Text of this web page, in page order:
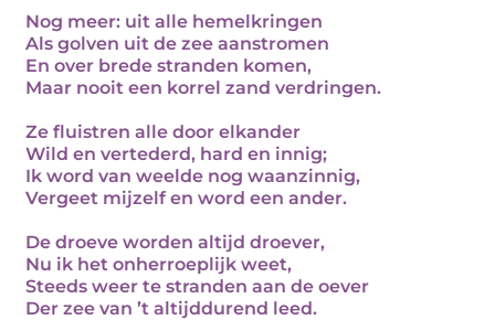
Nog meer: uit alle hemelkringen
Als golven uit de zee aanstromen
En over brede stranden komen,
Maar nooit een korrel zand verdringen.
Ze fluistren alle door elkander
Wild en vertederd, hard en innig;
Ik word van weelde nog waanzinnig,
Vergeet mijzelf en word een ander.
De droeve worden altijd droever,
Nu ik het onherroeplijk weet,
Steeds weer te stranden aan de oever
Der zee van ’t altijddurend leed.